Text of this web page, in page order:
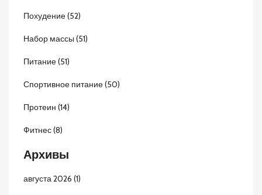
Похудение(52)
Набор массы (51)
Питание(51)
Спортивное питание(50)
Протеин (14)
Фитнес(8)
Архивы
августа 2026 (1)